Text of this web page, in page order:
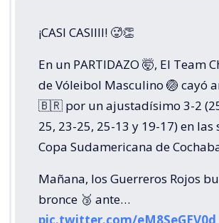
¡CASI CASIIII! 🥵👏
En un PARTIDAZO 🤯, El Team
de Vóleibol Masculino 🏐 cayó
🇧🇷 por un ajustadísimo 3-2
25, 23-25, 25-13 y 19-17) en las
Copa Sudamericana de
Mañana, los Guerreros Rojos
bronce 🥉 ante…